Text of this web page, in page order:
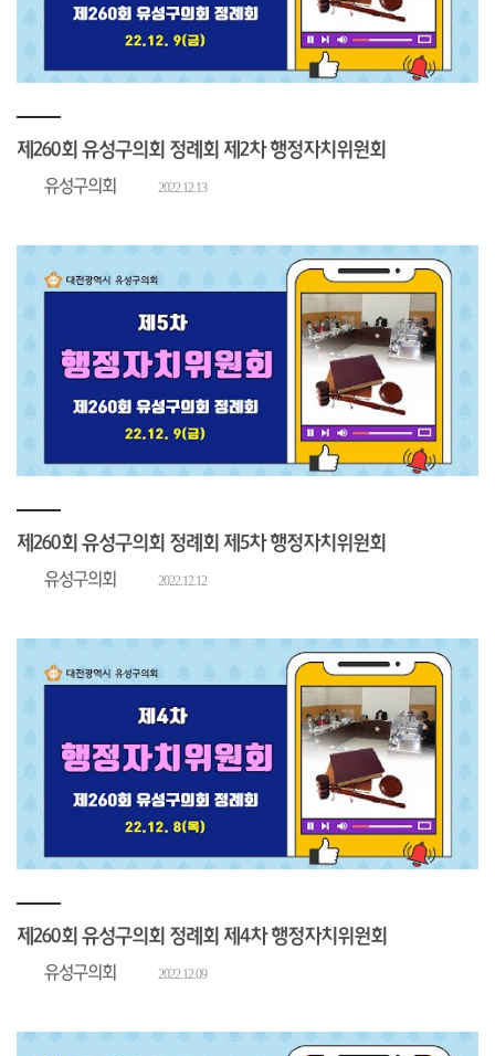
제260회 유성구의회 정례회 제2차 행정자치위원회
유성구의회 2022.12.13
제260회 유성구의회 정례회 제5차 행정자치위원회
유성구의회 2022.12.12
제260회 유성구의회 정례회 제4차 행정자치위원회
유성구의회 2022.12.09